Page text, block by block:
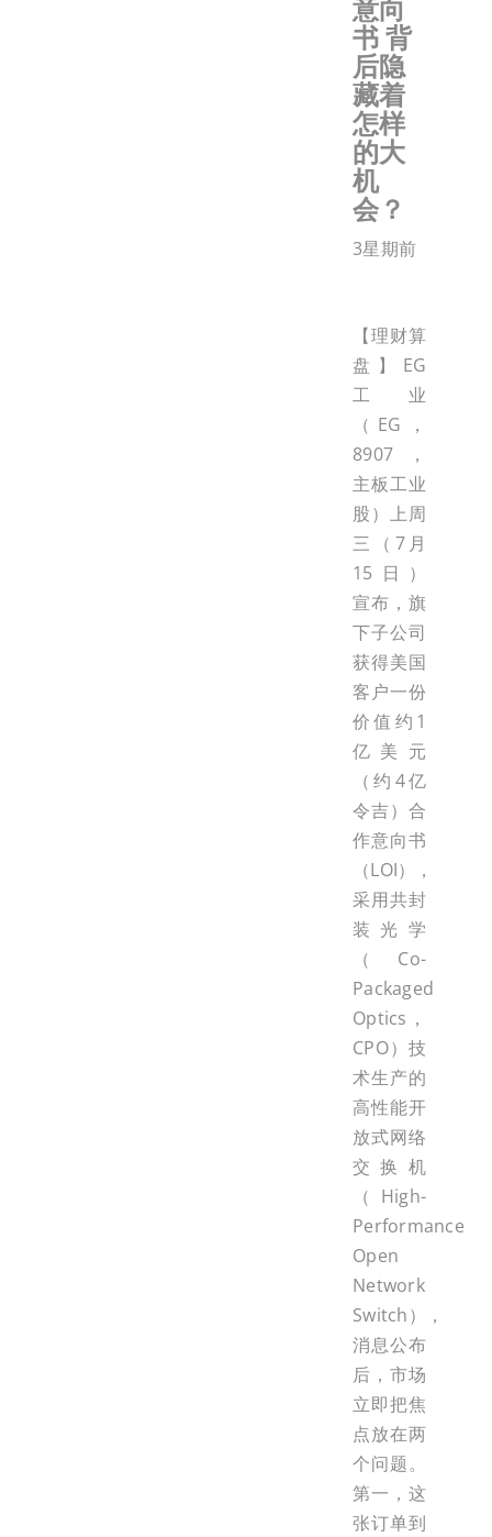
意向
书 背
后隐
藏着
怎样
的大
机
会？
3星期前
【理财算
盘】EG
工业
（EG，
8907，
主板工业
股）上周
三（7月
15日）
宣布，旗
下子公司
获得美国
客户一份
价值约1
亿美元
（约4亿
令吉）合
作意向书
（LOI），
采用共封
装光学
（Co-
Packaged
Optics，
CPO）技
术生产的
高性能开
放式网络
交换机
（High-
Performance
Open
Network
Switch），
消息公布
后，市场
立即把焦
点放在两
个问题。
第一，这
张订单到